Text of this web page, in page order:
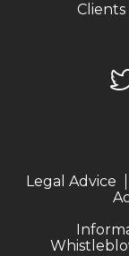
Clients
Legal Advice